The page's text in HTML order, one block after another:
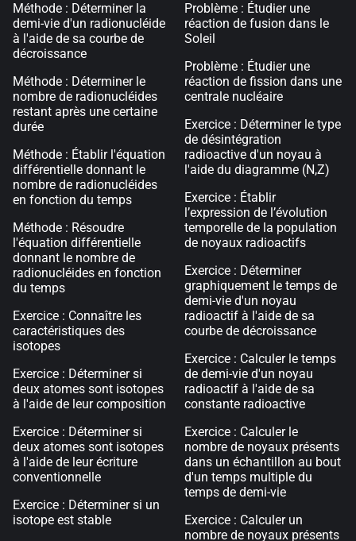
Méthode : Déterminer la
demi-vie d'un radionucléide
à l'aide de sa courbe de
décroissance
Méthode : Déterminer le
nombre de radionucléides
restant après une certaine
durée
Méthode : Établir l'équation
différentielle donnant le
nombre de radionucléides
en fonction du temps
Méthode : Résoudre
l'équation différentielle
donnant le nombre de
radionucléides en fonction
du temps
Exercice : Connaître les
caractéristiques des
isotopes
Exercice : Déterminer si
deux atomes sont isotopes
à l'aide de leur composition
Exercice : Déterminer si
deux atomes sont isotopes
à l'aide de leur écriture
conventionnelle
Exercice : Déterminer si un
isotope est stable
Problème : Étudier une
réaction de fusion dans le
Soleil
Problème : Étudier une
réaction de fission dans une
centrale nucléaire
Exercice : Déterminer le type
de désintégration
radioactive d'un noyau à
l'aide du diagramme (N,Z)
Exercice : Établir
l’expression de l’évolution
temporelle de la population
de noyaux radioactifs
Exercice : Déterminer
graphiquement le temps de
demi-vie d'un noyau
radioactif à l'aide de sa
courbe de décroissance
Exercice : Calculer le temps
de demi-vie d'un noyau
radioactif à l'aide de sa
constante radioactive
Exercice : Calculer le
nombre de noyaux présents
dans un échantillon au bout
d'un temps multiple du
temps de demi-vie
Exercice : Calculer un
nombre de noyaux présents